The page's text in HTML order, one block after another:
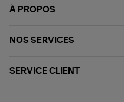
À PROPOS
NOS SERVICES
SERVICE CLIENT